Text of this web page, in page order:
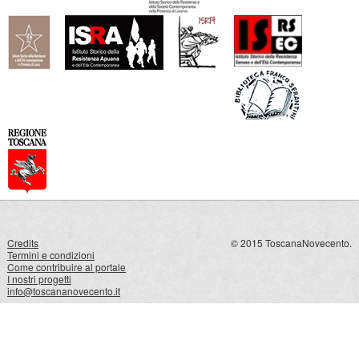
Credits
Termini e condizioni
Come contribuire al portale
I nostri progetti
info@toscananovecento.it
© 2015 ToscanaNovecento.